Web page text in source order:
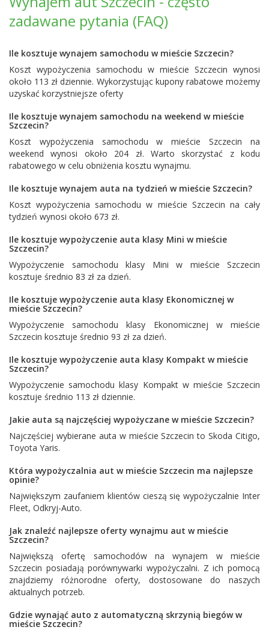
zadawane pytania (FAQ)
Ile kosztuje wynajem samochodu w mieście Szczecin?
Koszt wypożyczenia samochodu w mieście Szczecin wynosi
około 113 zł dziennie. Wykorzystując kupony rabatowe możemy
uzyskać korzystniejsze oferty
Ile kosztuje wynajem samochodu na weekend w mieście
Szczecin?
Koszt wypożyczenia samochodu w mieście Szczecin na
weekend wynosi około 204 zł. Warto skorzystać z kodu
rabatowego w celu obniżenia kosztu wynajmu.
Ile kosztuje wynajem auta na tydzień w mieście Szczecin?
Koszt wypożyczenia samochodu w mieście Szczecin na cały
tydzień wynosi około 673 zł.
Ile kosztuje wypożyczenie auta klasy Mini w mieście
Szczecin?
Wypożyczenie samochodu klasy Mini w mieście Szczecin
kosztuje średnio 83 zł za dzień.
Ile kosztuje wypożyczenie auta klasy Ekonomicznej w
mieście Szczecin?
Wypożyczenie samochodu klasy Ekonomicznej w mieście
Szczecin kosztuje średnio 93 zł za dzień.
Ile kosztuje wypożyczenie auta klasy Kompakt w mieście
Szczecin?
Wypożyczenie samochodu klasy Kompakt w mieście Szczecin
kosztuje średnio 113 zł dziennie.
Jakie auta są najczęściej wypożyczane w mieście Szczecin?
Najczęściej wybierane auta w mieście Szczecin toSkoda Citigo,
Toyota Yaris.
Która wypożyczalnia aut w mieście Szczecin ma najlepsze
opinie?
Największym zaufaniem klientów cieszą się wypożyczalnie Inter
Fleet, Odkryj-Auto.
Jak znaleźć najlepsze oferty wynajmu aut w mieście
Szczecin?
Największą ofertę samochodów na wynajem w mieście
Szczecin posiadają porównywarki wypożyczalni. Z ich pomocą
znajdziemy różnorodne oferty, dostosowane do naszych
aktualnych potrzeb.
Gdzie wynająć auto z automatyczną skrzynią biegów w
mieście Szczecin?